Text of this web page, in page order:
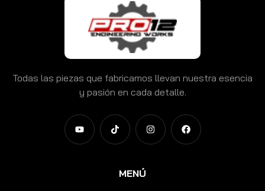
Todas las piezas que fabricamos llevan nuestra esencia
y pasión en cada detalle.
MENÚ